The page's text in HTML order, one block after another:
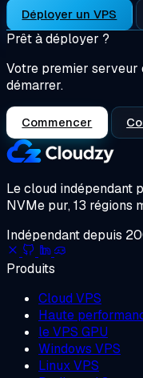
Déployer un VPS
Prêt à déployer ?
Votre premier serveur
démarrer.
Commencer
Le cloud indépendant
NVMe pur, 13 régions
Indépendant depuis
Produits
Cloud VPS
Haute
le VPS GPU
Windows VPS
Linux VPS